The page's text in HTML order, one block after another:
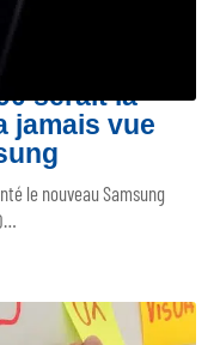
serait la
jamais vue
le nouveau Samsung
…